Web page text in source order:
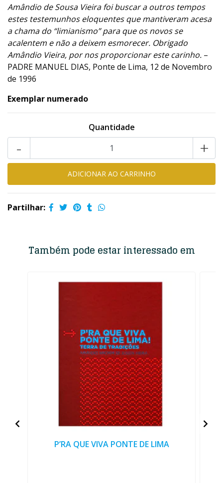
Amândio de Sousa Vieira foi buscar a outros tempos
estes testemunhos eloquentes que mantiveram acesa
a chama do “limianismo” para que os novos se
acalentem e não a deixem esmorecer. Obrigado
Amândio Vieira, por nos proporcionar este carinho. –
PADRE MANUEL DIAS, Ponte de Lima, 12 de Novembro
de 1996
Exemplar numerado
Quantidade
+
-
Partilhar:
Também pode estar interessado em
P’RA QUE VIVA PONTE DE LIMA